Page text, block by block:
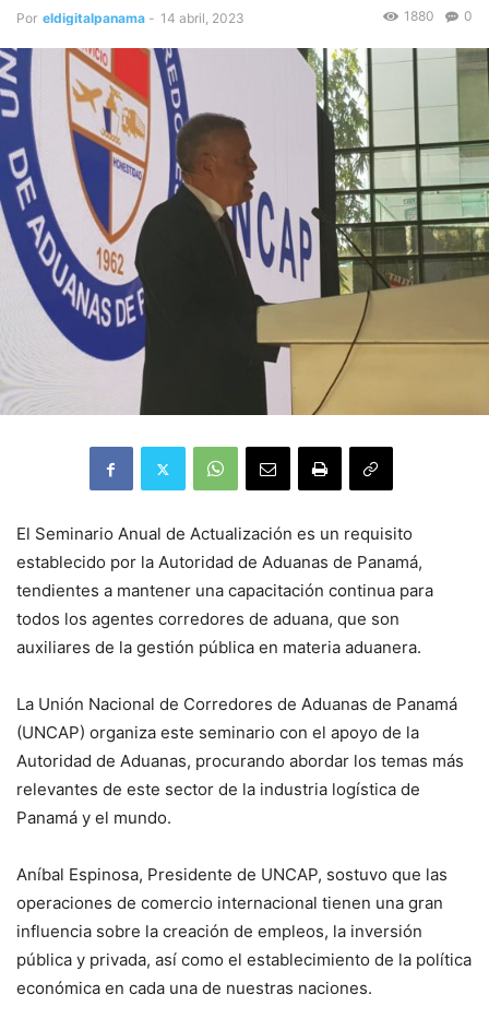
Por eldigitalpanama - 14 abril, 2023 0
1880
El Seminario Anual de Actualización es un requisito
establecido por la Autoridad de Aduanas de Panamá,
tendientes a mantener una capacitación continua para
todos los agentes corredores de aduana, que son
auxiliares de la gestión pública en materia aduanera.
La Unión Nacional de Corredores de Aduanas de Panamá
(UNCAP) organiza este seminario con el apoyo de la
Autoridad de Aduanas, procurando abordar los temas más
relevantes de este sector de la industria logística de
Panamá y el mundo.
Aníbal Espinosa, Presidente de UNCAP, sostuvo que las
operaciones de comercio internacional tienen una gran
influencia sobre la creación de empleos, la inversión
pública y privada, así como el establecimiento de la política
económica en cada una de nuestras naciones.